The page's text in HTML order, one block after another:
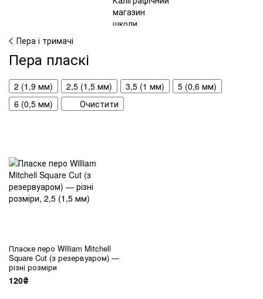
Пера і тримачі
Пера пласкі
2 (1,9 мм) 2,5 (1,5 мм) 3,5 (1 мм)
5 (0,6 мм)
6 (0,5 мм)
Очистити
Пласке перо William Mitchell
Square Cut (з резервуаром) —
різні розміри
120₴